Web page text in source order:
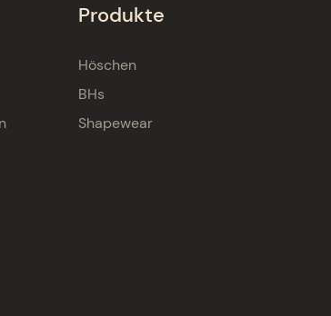
Produkte
Höschen
BHs
Shapewear